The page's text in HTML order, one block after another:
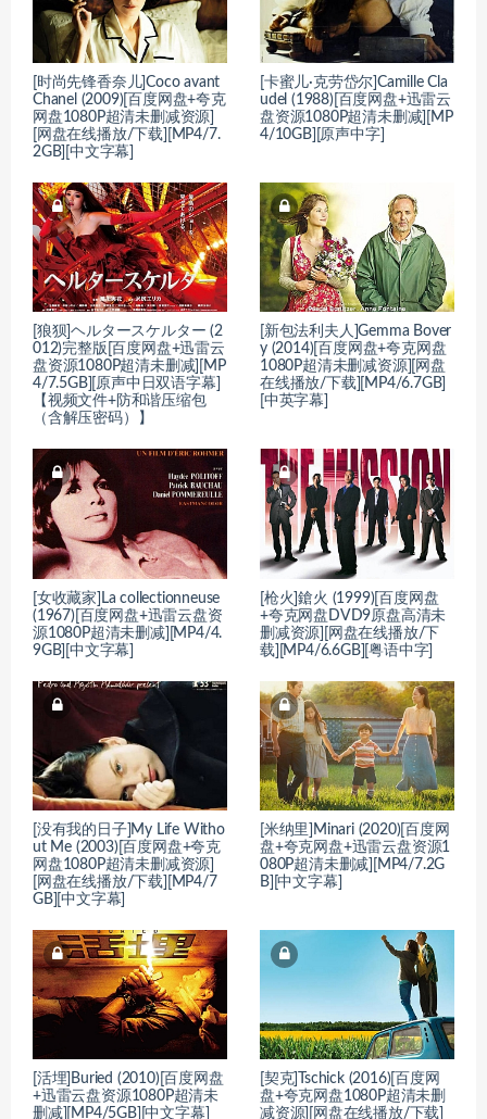
[时尚先锋香奈儿]Coco avant
Chanel (2009)[百度网盘+夸克
网盘1080P超清未删减资源]
[网盘在线播放/下载][MP4/7.
2GB][中文字幕]
[卡蜜儿·克劳岱尔]Camille Cla
udel (1988)[百度网盘+迅雷云
盘资源1080P超清未删减][MP
4/10GB][原声中字]
[狼狈]ヘルタースケルター (2
012)完整版[百度网盘+迅雷云
盘资源1080P超清未删减][MP
4/7.5GB][原声中日双语字幕]
【视频文件+防和谐压缩包
（含解压密码）】
[新包法利夫人]Gemma Bover
y (2014)[百度网盘+夸克网盘
1080P超清未删减资源][网盘
在线播放/下载][MP4/6.7GB]
[中英字幕]
[女收藏家]La collectionneuse
(1967)[百度网盘+迅雷云盘资
源1080P超清未删减][MP4/4.
9GB][中文字幕]
[枪火]鎗火 (1999)[百度网盘
+夸克网盘DVD9原盘高清未
删减资源][网盘在线播放/下
载][MP4/6.6GB][粤语中字]
[没有我的日子]My Life Witho
ut Me (2003)[百度网盘+夸克
网盘1080P超清未删减资源]
[网盘在线播放/下载][MP4/7
GB][中文字幕]
[米纳里]Minari (2020)[百度网
盘+夸克网盘+迅雷云盘资源1
080P超清未删减][MP4/7.2G
B][中文字幕]
[活埋]Buried (2010)[百度网盘
+迅雷云盘资源1080P超清未
删减][MP4/5GB][中文字幕]
[契克]Tschick (2016)[百度网
盘+夸克网盘1080P超清未删
减资源][网盘在线播放/下载]